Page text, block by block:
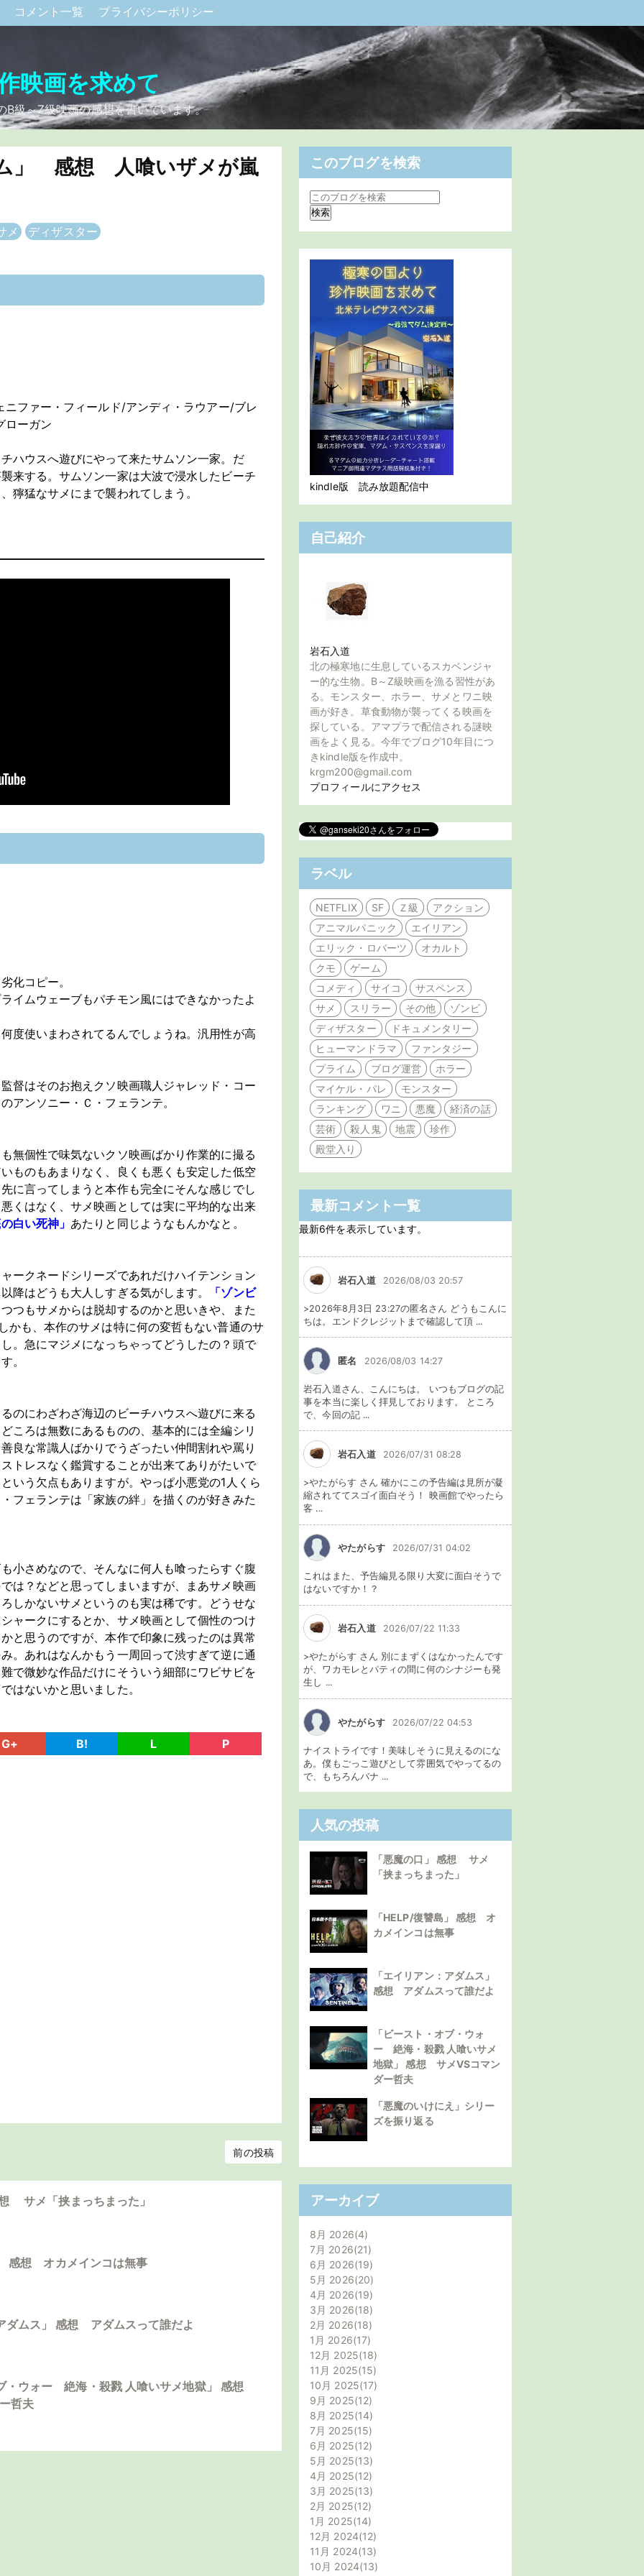
コメント一覧 プライバシーポリシー
映画を求めて
級～Z級映画の感想を書いています。
」 感想 人喰いザメが嵐
メ ディザスター
ファー・フィールド/アンディ・ラウアー/ブレ
ローガン
ハウスへ遊びにやって来たサムソン一家。だ
来する。サムソン一家は大波で浸水したビーチ
獰猛なサメにまで襲われてしまう。
化コピー。
イムウェーブもパチモン風にはできなかったよ
度使いまわされてるんでしょうね。汎用性が高
督はそのお抱えクソ映画職人ジャレッド・コー
アンソニー・Ｃ・フェランテ。
無個性で味気ないクソ映画ばかり作業的に撮る
ものもあまりなく、良くも悪くも安定した低空
に言ってしまうと本作も完全にそんな感じでし
くはなく、サメ映画としては実に平均的な出来
白い死神」 あたりと同じようなもんかなと。
ークネードシリーズであれだけハイテンション
降はどうも大人しすぎる気がします。
「ゾンビ
つもサメからは脱却するのかと思いきや、また
かも、本作のサメは特に何の変哲もない普通のサ
。急にマジメになっちゃってどうしたの？頭で
。
のにわざわざ海辺のビーチハウスへ遊びに来る
ころは無数にあるものの、基本的には全編シリ
良な常識人ばかりでうざったい仲間割れや罵り
トレスなく鑑賞することが出来てありがたいで
いう欠点もありますが。やっぱ小悪党の1人くら
フェランテは「家族の絆」を描くのが好きみた
小さめなので、そんなに何人も喰ったらすぐ腹
は？などと思ってしまいますが、まあサメ映画
しかないサメというのも実は稀です。どうせな
ャークにするとか、サメ映画として個性のつけ
と思うのですが、本作で印象に残ったのは異常
。あれはなんかもう一周回って渋すぎて逆に通
で微妙な作品だけにそういう細部にワビサビを
はないかと思いました。
G+ B! L P
前の投稿
サメ「挟まっちまった」
感想 オカメインコは無事
ダムス」 感想 アダムスって誰だよ
・ウォー 絶海・殺戮 人喰いサメ地獄」 感想
哲夫
このブログを検索
kindle版 読み放題配信中
自己紹介
岩石入道
北の極寒地に生息しているスカベンジャ
ー的な生物。B～Z級映画を漁る習性があ
る。モンスター、ホラー、サメとワニ映
画が好き。草食動物が襲ってくる映画を
探している。アマプラで配信される謎映
画をよく見る。今年でブログ10年目につ
きkindle版を作成中。
krgm200@gmail.com
プロフィールにアクセス
ラベル
NETFLIX SF Ｚ級
アクション
アニマルパニック
エイリアン
エリック・ロバーツ
オカルト
クモ
ゲーム
コメディ
サイコ
サスペンス
サメ
スリラー その他
ゾンビ
ディザスター
ドキュメンタリー
ヒューマンドラマ
ファンタジー
プライム
ブログ運営
ホラー
マイケル・パレ
モンスター
ランキング
ワニ 悪魔
経済の話
芸術
殺人鬼 地震
珍作
殿堂入り
最新コメント一覧
最新6件を表示しています。
岩石入道 2026/08/03 20:57
>2026年8月3日 23:27の匿名さん どうもこんに
ちは。エンドクレジットまで確認して頂 ...
匿名 2026/08/03 14:27
岩石入道さん、こんにちは。 いつもブログの記
事を本当に楽しく拝見しております。 ところ
で、今回の記 ...
岩石入道 2026/07/31 08:28
>やたがらす さん 確かにこの予告編は見所が凝
縮されててスゴイ面白そう！ 映画館でやったら
客 ...
やたがらす 2026/07/31 04:02
これはまた、予告編見る限り大変に面白そうで
はないですか！？
岩石入道 2026/07/22 11:33
>やたがらす さん 別にまずくはなかったんです
が、ワカモレとパティの間に何のシナジーも発
生し ...
やたがらす 2026/07/22 04:53
ナイストライです！美味しそうに見えるのにな
あ。僕もごっこ遊びとして雰囲気でやってるの
で、もちろんバナ ...
人気の投稿
「悪魔の口」 感想 サメ
「挟まっちまった」
「HELP/復讐島」 感想 オ
カメインコは無事
「エイリアン：アダムス」
感想 アダムスって誰だよ
「ビースト・オブ・ウォ
ー 絶海・殺戮 人喰いサメ
地獄」 感想 サメVSコマン
ダー哲夫
「悪魔のいけにえ」シリー
ズを振り返る
アーカイブ
8月 2026 4
7月 2026 21
6月 2026 19
5月 2026 20
4月 2026 19
3月 2026 18
2月 2026 18
1月 2026 17
12月 2025 18
11月 2025 15
10月 2025 17
9月 2025 12
8月 2025 14
7月 2025 15
6月 2025 12
5月 2025 13
4月 2025 12
3月 2025 13
2月 2025 12
1月 2025 14
12月 2024 12
11月 2024 13
10月 2024 13